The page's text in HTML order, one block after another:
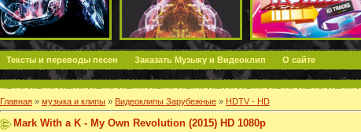
Тексты и переводы песен Заказать Музыку и Видеоклип О сайте
Главная » музыка и клипы » Видеоклипы Зарубежные » HDTV - HD
Mark With a K - My Own Revolution (2015) HD 1080p